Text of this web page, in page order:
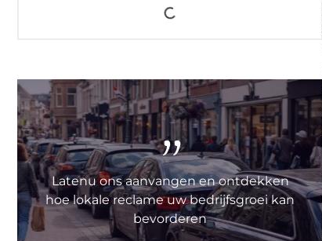
"
Latenu ons aanvangen en ontdekken
hoe lokale reclame uw bedrijfsgroei kan
bevorderen